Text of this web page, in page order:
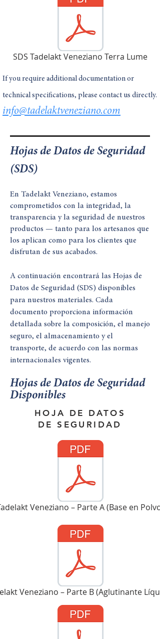
SDS Tadelakt Veneziano Terra Lume
If you require additional documentation or
technical specifications, please contact us directly.
info@tadelaktveneziano.com
Hojas de Datos de Seguridad
(SDS)
En Tadelakt Veneziano, estamos
comprometidos con la integridad, la
transparencia y la seguridad de nuestros
productos — tanto para los artesanos que
los aplican como para los clientes que
disfrutan de sus acabados.
A continuación encontrará las Hojas de
Datos de Seguridad (SDS) disponibles
para nuestros materiales. Cada
documento proporciona información
detallada sobre la composición, el manejo
seguro, el almacenamiento y el
transporte, de acuerdo con las normas
internacionales vigentes.
Hojas de Datos de Seguridad
Disponibles
HOJA DE DATOS
DE SEGURIDAD
Veneziano – Parte A (Base en Polvo)
Veneziano – Parte B (Aglutinante